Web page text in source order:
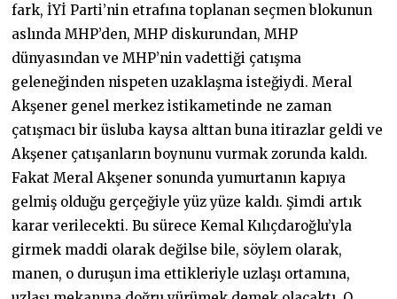
fark, İYİ Parti’nin etrafına toplanan seçmen blokunun
aslında MHP’den, MHP diskurundan, MHP
dünyasından ve MHP’nin vadettiği çatışma
geleneğinden nispeten uzaklaşma isteğiydi. Meral
Akşener genel merkez istikametinde ne zaman
çatışmacı bir üsluba kaysa alttan buna itirazlar geldi ve
Akşener çatışanların boynunu vurmak zorunda kaldı.
Fakat Meral Akşener sonunda yumurtanın kapıya
gelmiş olduğu gerçeğiyle yüz yüze kaldı. Şimdi artık
karar verilecekti. Bu sürece Kemal Kılıçdaroğlu’yla
girmek maddi olarak değilse bile, söylem olarak,
manen, o duruşun ima ettikleriyle uzlaşı ortamına,